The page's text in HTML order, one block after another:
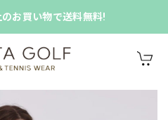
お買い物で送料無料!